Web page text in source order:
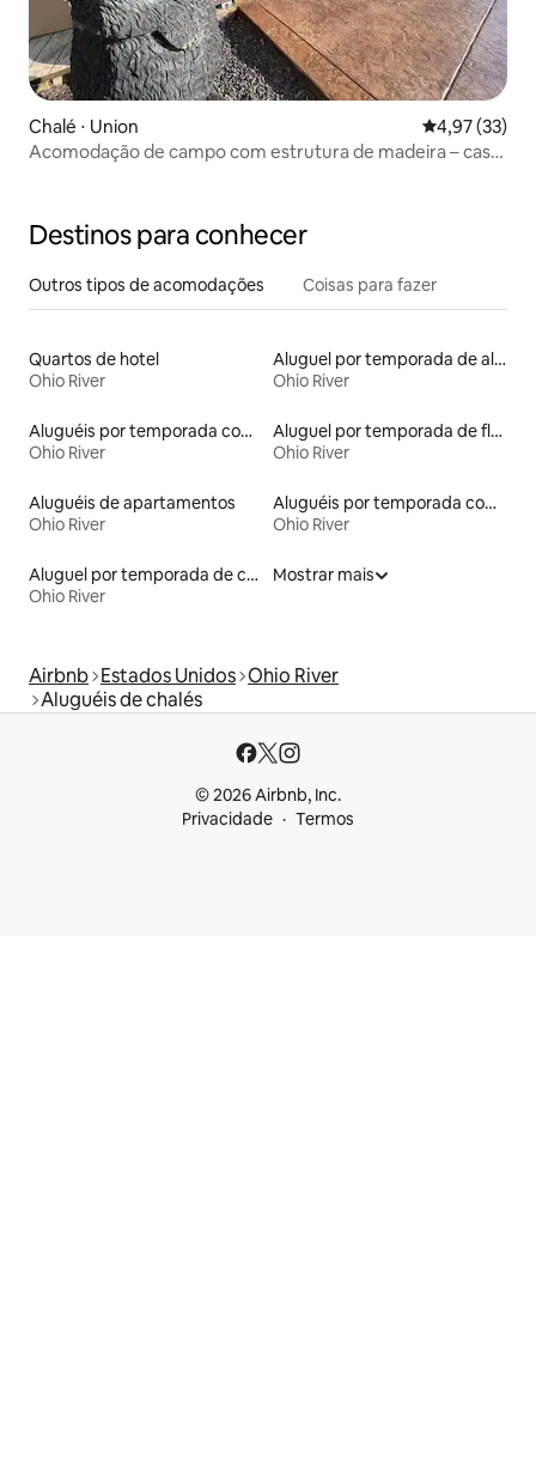
Chalé ⋅ Union 4,97 de uma
4,97 (33)
Acomodação de campo com estrutura de madeira – casa
Destinos para conhecer
Outros tipos de acomodações Coisas para fazer
Quartos de hotel
Ohio River
Aluguel por temporada de alojamentos ecológicos
Ohio River
Aluguéis por temporada com café da manhã
Ohio River
Aluguel por temporada de flats
Ohio River
Aluguéis de apartamentos
Ohio River
Aluguéis por temporada com acesso ao lago
Ohio River
Aluguel por temporada de casas-barco
Ohio River
Mostrar mais
Airbnb Estados Unidos Ohio River
Aluguéis de chalés
© 2026 Airbnb, Inc.
Privacidade
Termos